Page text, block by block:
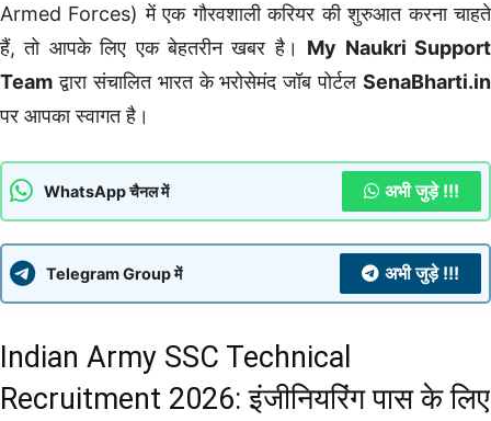
Armed Forces) में एक गौरवशाली करियर की शुरुआत करना चाहते
हैं, तो आपके लिए एक बेहतरीन खबर है। My Naukri Support
Team द्वारा संचालित भारत के भरोसेमंद जॉब पोर्टल SenaBharti.in
पर आपका स्वागत है।
WhatsApp चैनल में अभी जुड़े !!!
Telegram Group में अभी जुड़े !!!
Indian Army SSC Technical
Recruitment 2026: इंजीनियरिंग पास के लिए